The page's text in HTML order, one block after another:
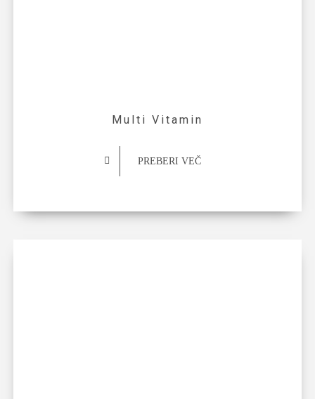
Multi Vitamin
PREBERI VEČ